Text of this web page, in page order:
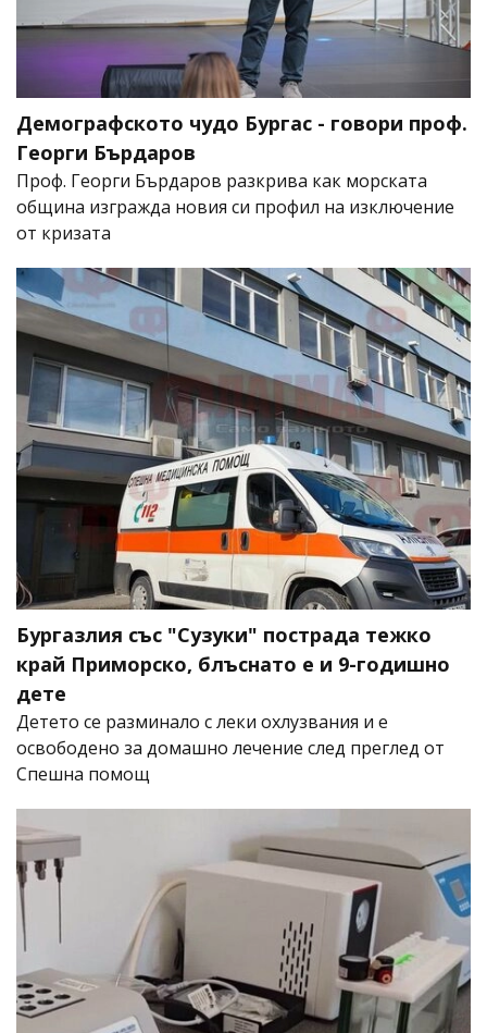
Демографското чудо Бургас - говори проф.
Георги Бърдаров
Проф. Георги Бърдаров разкрива как морската
община изгражда новия си профил на изключение
от кризата
Бургазлия със "Сузуки" пострада тежко
край Приморско, блъснато е и 9-годишно
дете
Детето се разминало с леки охлузвания и е
освободено за домашно лечение след преглед от
Спешна помощ